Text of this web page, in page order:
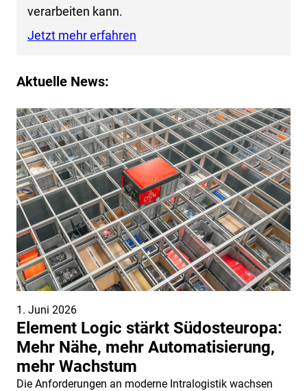
verarbeiten kann.
Jetzt mehr erfahren
Aktuelle News:
1. Juni 2026
Element Logic stärkt Südosteuropa:
Mehr Nähe, mehr Automatisierung,
mehr Wachstum
Die Anforderungen an moderne Intralogistik wachsen